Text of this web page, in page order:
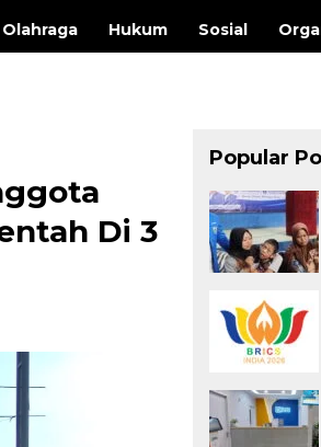
Olahraga Hukum Sosial
Di 3
Popular